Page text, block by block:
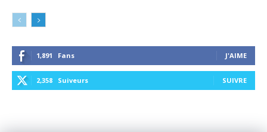
1,891 Fans J'AIME
2,358 Suiveurs SUIVRE